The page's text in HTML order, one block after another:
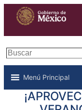
Buscar
Menú Principal